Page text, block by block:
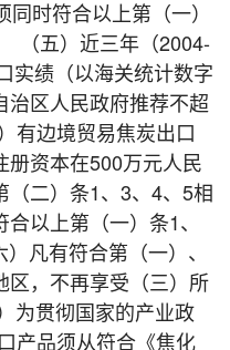
时符合以上第（一）
五）近三年（2004-
实绩（以海关统计数字
治区人民政府推荐不超
有边境贸易焦炭出口
册资本在500万元人民
（二）条1、3、4、5相
以上第（一）条1、
有符合第（一）、
区，不再享受（三）所
贯彻国家的产业政
产品须从符合《焦化